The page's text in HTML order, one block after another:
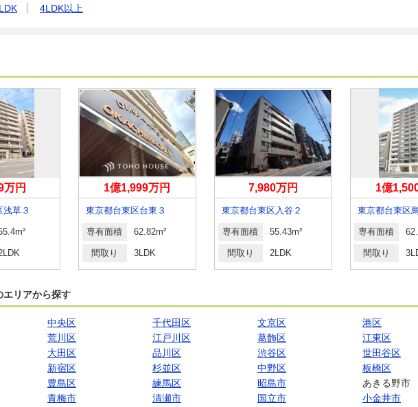
4LDK以上
万円
浅草３
1億1,999万円
東京都台東区台東３
専有面積 62.82m²
間取り 3LDK
7,980万円
東京都台東区入谷２
専有面積 55.43m²
間取り 2LDK
1億
東京都台東区
専有面積
間取り
エリアから探す
中央区 千代田区 文京区
港区
荒川区 江戸川区 葛飾区
江東区
大田区 品川区 渋谷区
世田谷区
新宿区 杉並区 中野区
板橋区
豊島区 練馬区 昭島市
あきる野市
青梅市 清瀬市 国立市
小金井市